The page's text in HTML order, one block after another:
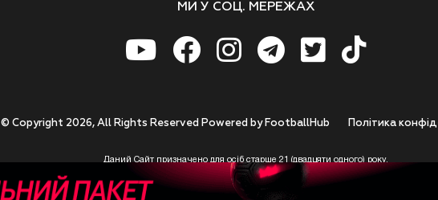
МИ У СОЦ. МЕРЕЖАХ
Полiтика
© Copyright 2026, All Rights Reserved Powered by FootballHub
Даний Сайт призначено для осіб старше 21 (двадцяти одного) року.
Приступаючи до використання https://footballhub.ua, Користувач цим підтверджує, що досяг 21-
У разі , якщо Ви (Користувач) не досягли 21-річного віку - не розпочинайте або припиніть